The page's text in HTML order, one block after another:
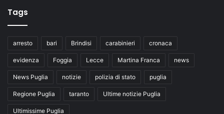
Tags
arresto bari Brindisi carabinieri cronaca
evidenza Foggia Lecce Martina Franca news
News Puglia notizie polizia di stato puglia
Regione Puglia taranto Ultime notizie Puglia
Ultimissime Puglia